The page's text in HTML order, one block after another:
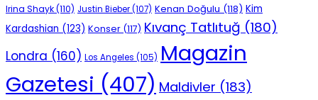
Irina Shayk(110) Justin Bieber(107) Kenan Doğulu (118) Kim
Kardashian (123) Konser (117) Kıvanç Tatlıtuğ(180)
Londra (160) Los Angeles (105) Magazin
Gazetesi (407) Maldivler(183)